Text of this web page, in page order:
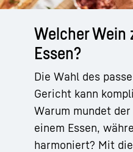
Welcher Wein
Essen?
Die Wahl des
Gericht kann
Warum mundet
einem Essen,
harmoniert? Mit